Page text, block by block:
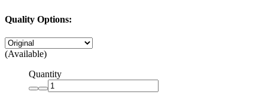
Quality Options:
(Available)
Quantity